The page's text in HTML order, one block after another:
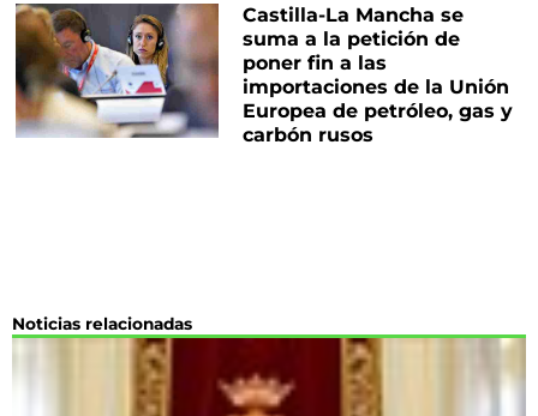
Castilla-La Mancha se
suma a la petición de
poner fin a las
importaciones de la Unión
Europea de petróleo, gas y
carbón rusos
Noticias relacionadas